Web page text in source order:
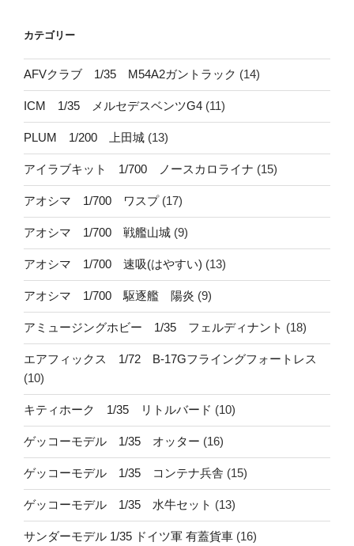
カテゴリー
AFVクラブ 1/35 M54A2ガントラック (14)
ICM 1/35 メルセデスベンツG4 (11)
PLUM 1/200 上田城 (13)
アイラブキット 1/700 ノースカロライナ (15)
アオシマ 1/700 ワスプ(17)
アオシマ 1/700 戦艦山城 (9)
アオシマ 1/700 速吸(はやすい) (13)
アオシマ 1/700 駆逐艦 陽炎 (9)
アミュージングホビー 1/35 フェルディナント (18)
エアフィックス 1/72 B-17Gフライングフォートレス
(10)
キティホーク 1/35 リトルバード (10)
ゲッコーモデル 1/35 オッター (16)
ゲッコーモデル 1/35 コンテナ兵舎 (15)
ゲッコーモデル 1/35 水牛セット (13)
サンダーモデル 1/35 ドイツ軍 有蓋貨車 (16)